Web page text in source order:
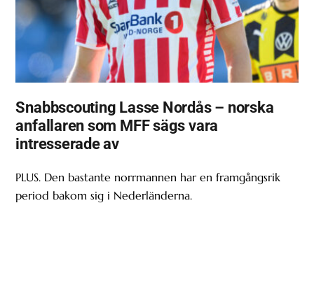
Snabbscouting Lasse Nordås – norska
anfallaren som MFF sägs vara
intresserade av
PLUS. Den bastante norrmannen har en framgångsrik
period bakom sig i Nederländerna.